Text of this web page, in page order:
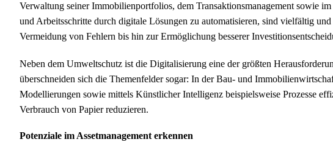
Verwaltung seiner Immobilienportfolios, dem Transaktionsmanagement sowie
und Arbeitsschritte durch digitale Lösungen zu automatisieren, sind vielfältig
Vermeidung von Fehlern bis hin zur Ermöglichung besserer
Neben dem Umweltschutz ist die Digitalisierung eine der größten
überschneiden sich die Themenfelder sogar: In der Bau- und
Modellierungen sowie mittels Künstlicher Intelligenz beispielsweise Prozesse
Verbrauch von Papier reduzieren.
Potenziale im Assetmanagement erkennen